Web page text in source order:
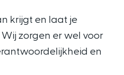
krijgt en laat je
zorgen er wel voor
en